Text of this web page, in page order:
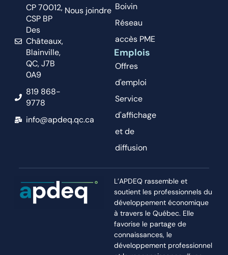
CP 70012,
CSP BP
Des
Châteaux,
Blainville,
QC, J7B
0A9
819 868-
9778
info@apdeq.qc.ca
Nous joindre Boivin
Réseau
accès PME
Emplois
Offres
d'emploi
Service
d'affichage
et de
diffusion
L’APDEQ rassemble et
soutient les professionnels du
développement économique
à travers le Québec. Elle
favorise le partage de
connaissances, le
développement professionnel